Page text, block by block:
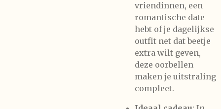
vriendinnen, een
romantische date
hebt of je dagelijkse
outfit net dat beetje
extra wilt geven,
deze oorbellen
maken je uitstraling
compleet.